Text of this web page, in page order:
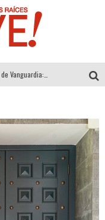
Alexandra Bedoya – La Constancia detrás de La Paletería
El Despertar de la Calidez: Acabados Dorados de FV para Elevar tu Espacio